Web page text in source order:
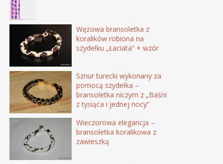
Wężowa bransoletka z
koralików robiona na
szydełku „Łaciata” + wzór
Sznur turecki wykonany za
pomocą szydełka –
bransoletka niczym z „Baśni
z tysiąca i jednej nocy”
Wieczorowa elegancja –
bransoletka koralikowa z
zawieszką